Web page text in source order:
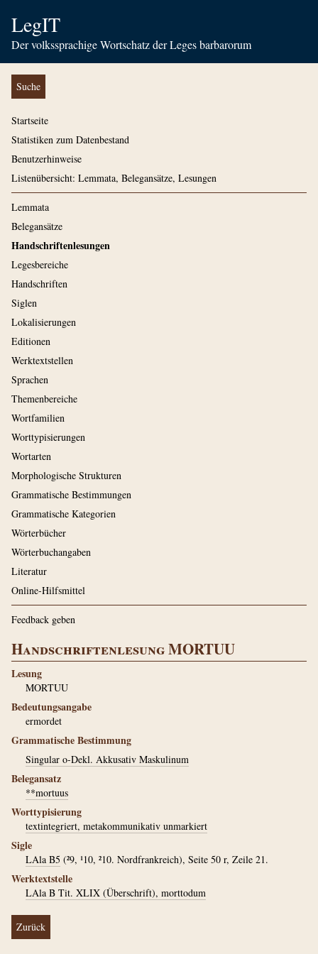
LegIT
Der volkssprachige Wortschatz der Leges barbarorum
Suche
Startseite
Statistiken zum Datenbestand
Benutzerhinweise
Listenübersicht: Lemmata, Belegansätze, Lesungen
Lemmata
Belegansätze
Handschriftenlesungen
Legesbereiche
Handschriften
Siglen
Lokalisierungen
Editionen
Werktextstellen
Sprachen
Themenbereiche
Wortfamilien
Worttypisierungen
Wortarten
Morphologische Strukturen
Grammatische Bestimmungen
Grammatische Kategorien
Wörterbücher
Wörterbuchangaben
Literatur
Online-Hilfsmittel
Feedback geben
Handschriftenlesung MORTUU
Lesung
MORTUU
Bedeutungsangabe
ermordet
Grammatische Bestimmung
Singular o-Dekl. Akkusativ Maskulinum
Belegansatz
**mortuus
Worttypisierung
textintegriert, metakommunikativ unmarkiert
Sigle
LAla B5 (²9, ¹10, ²10. Nordfrankreich), Seite 50 r, Zeile 21.
Werktextstelle
LAla B Tit. XLIX (Überschrift), morttodum
Zurück